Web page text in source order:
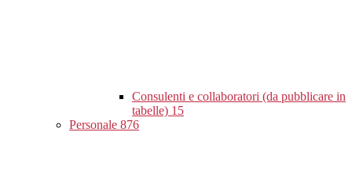
Consulenti e collaboratori (da pubblicare in
tabelle) 15
Personale 876